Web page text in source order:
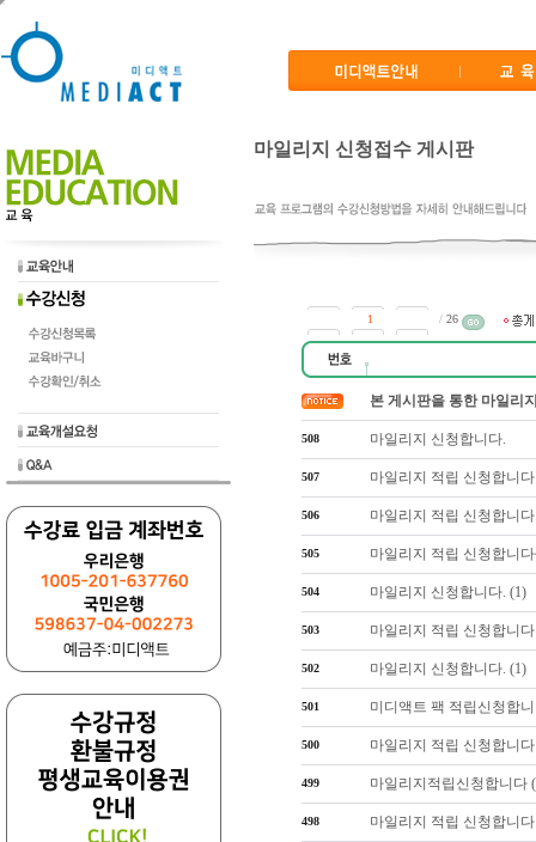
마일리지 신청접수 게시판
/ 26
본 게시판을 통한 마일리
508 마일리지 신청합니다.
507 마일리지 적립 신청합니다
506 마일리지 적립 신청합니
505 마일리지 적립 신청합니
504 마일리지 신청합니다. (1)
503 마일리지 적립 신청합니
502 마일리지 신청합니다. (1)
501 미디액트 팩 적립신청합
500 마일리지 적립 신청합니
499 마일리지적립신청합니다
498 마일리지 적립 신청합니